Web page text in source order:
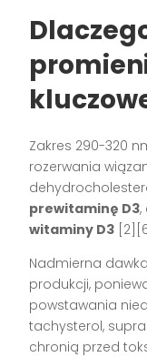
Zakres 290-320
rozerwania
prewitaminę D3,
witaminy D3
Nadmierna
produkcji,
powstawania
tachysterol,
chronią przed